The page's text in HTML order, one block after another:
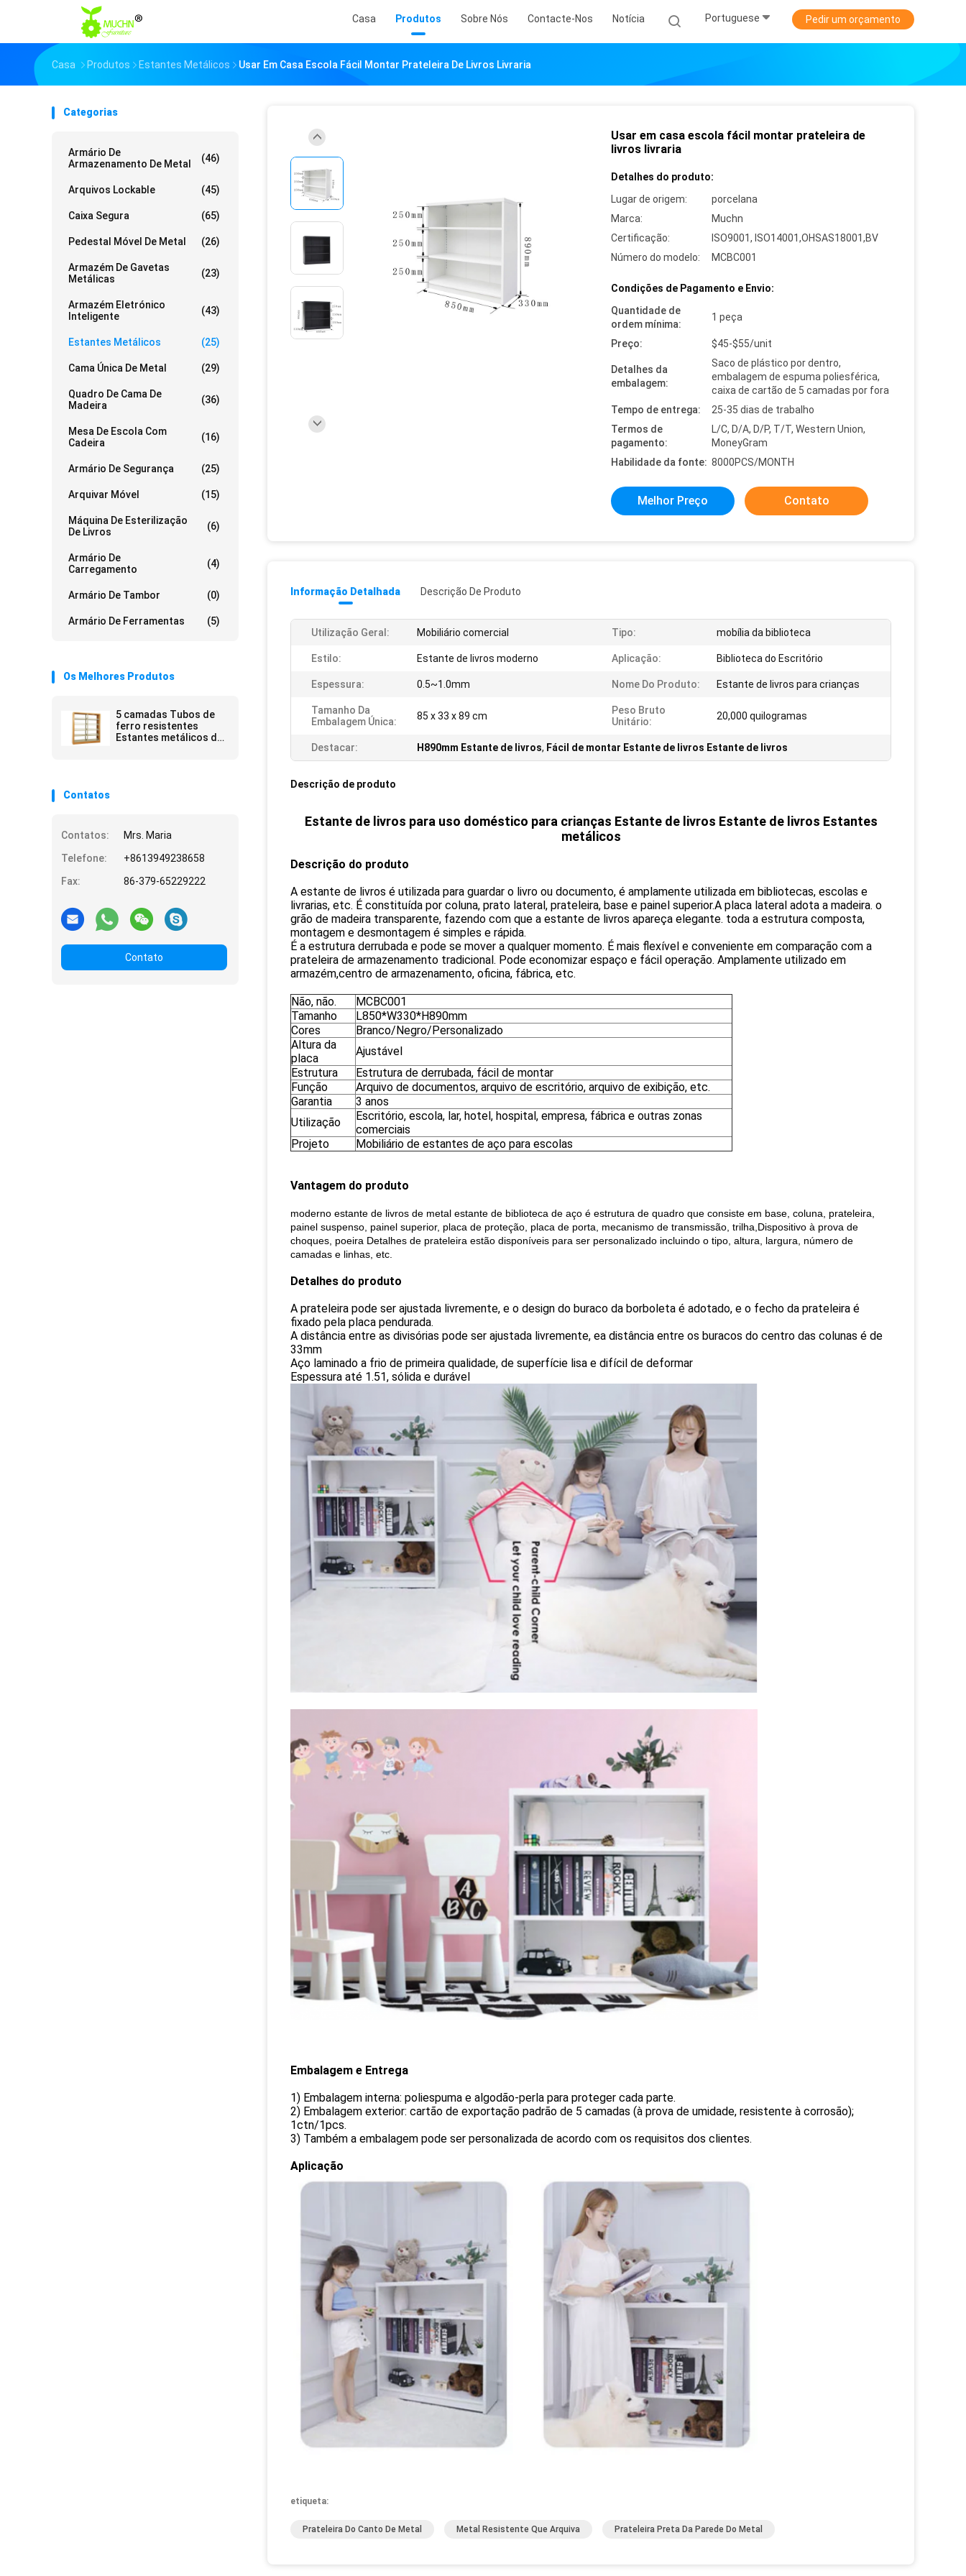
Casa Produtos Sobre Nós Contacte-Nos Notícia Portuguese Pedir um orçamento
Casa Produtos Estantes Metálicos Usar Em Casa Escola Fácil Montar Prateleira De Livros Livraria
Categorias
Armário De
Armazenamento De Metal
(46)
Arquivos Lockable (45)
Caixa Segura (65)
Pedestal Móvel De Metal (26)
Armazém De Gavetas
Metálicas
(23)
Armazém Eletrónico
Inteligente
(43)
Estantes Metálicos (25)
Cama Única De Metal (29)
Quadro De Cama De
Madeira
(36)
Mesa De Escola Com
Cadeira
(16)
Armário De Segurança (25)
Arquivar Móvel (15)
Máquina De Esterilização
De Livros
(6)
Armário De
Carregamento
(4)
Armário De Tambor (0)
Armário De Ferramentas (5)
Os Melhores Produtos
5 camadas Tubos de
ferro resistentes
Estantes metálicos de
Contatos
Contatos:
Mrs. Maria
Telefone:
+8613949238658
Fax:
86-379-65229222
Contato
Usar em casa escola fácil montar prateleira de
livros livraria
Detalhes do produto:
Lugar de origem:
porcelana
Marca:
Muchn
Certificação:
ISO9001, ISO14001,OHSAS18001,BV
Número do modelo:
MCBC001
Condições de Pagamento e Envio:
Quantidade de
ordem mínima:
1 peça
Preço: $45-$55/unit
Detalhes da
embalagem:
Saco de plástico por dentro,
embalagem de espuma poliesférica,
caixa de cartão de 5 camadas por fora
Tempo de entrega:
25-35 dias de trabalho
Termos de
pagamento:
L/C, D/A, D/P, T/T, Western Union,
MoneyGram
Habilidade da fonte: 8000PCS/MONTH
Melhor Preço Contato
Informação Detalhada Descrição De Produto
Utilização Geral: Mobiliário comercial Tipo: mobília da biblioteca
Estilo: Estante de livros moderno Aplicação: Biblioteca do Escritório
Espessura: 0.5~1.0mm Nome Do Produto: Estante de livros para crianças
Tamanho Da
Embalagem Única:
85 x 33 x 89 cm
Peso Bruto
Unitário:
20,000 quilogramas
Destacar: H890mm Estante de livros, Fácil de montar Estante de livros Estante de livros
Descrição de produto
Estante de livros para uso doméstico para crianças Estante de livros Estante de livros Estantes
metálicos
Descrição do produto
A estante de livros é utilizada para guardar o livro ou documento, é amplamente utilizada em bibliotecas, escolas e
livrarias, etc. É constituída por coluna, prato lateral, prateleira, base e painel superior.A placa lateral adota a madeira. o
grão de madeira transparente, fazendo com que a estante de livros apareça elegante. toda a estrutura composta,
montagem e desmontagem é simples e rápida.
É a estrutura derrubada e pode se mover a qualquer momento. É mais flexível e conveniente em comparação com a
prateleira de armazenamento tradicional. Pode economizar espaço e fácil operação. Amplamente utilizado em
armazém,centro de armazenamento, oficina, fábrica, etc.
Não, não.
MCBC001
Tamanho
L850*W330*H890mm
Cores
Branco/Negro/Personalizado
Altura da
placa
Ajustável
Estrutura
Estrutura de derrubada, fácil de montar
Função
Arquivo de documentos, arquivo de escritório, arquivo de exibição, etc.
Garantia
3 anos
Utilização
Escritório, escola, lar, hotel, hospital, empresa, fábrica e outras zonas
comerciais
Projeto
Mobiliário de estantes de aço para escolas
Vantagem do produto
moderno estante de livros de metal estante de biblioteca de aço é estrutura de quadro que consiste em base, coluna, prateleira,
painel suspenso, painel superior, placa de proteção, placa de porta, mecanismo de transmissão, trilha,Dispositivo à prova de
choques, poeira Detalhes de prateleira estão disponíveis para ser personalizado incluindo o tipo, altura, largura, número de
camadas e linhas, etc.
Detalhes do produto
A prateleira pode ser ajustada livremente, e o design do buraco da borboleta é adotado, e o fecho da prateleira é
fixado pela placa pendurada.
A distância entre as divisórias pode ser ajustada livremente, ea distância entre os buracos do centro das colunas é de
33mm
Aço laminado a frio de primeira qualidade, de superfície lisa e difícil de deformar
Espessura até 1.51, sólida e durável
Embalagem e Entrega
1) Embalagem interna: poliespuma e algodão-perla para proteger cada parte.
2) Embalagem exterior: cartão de exportação padrão de 5 camadas (à prova de umidade, resistente à corrosão);
1ctn/1pcs.
3) Também a embalagem pode ser personalizada de acordo com os requisitos dos clientes.
Aplicação
etiqueta:
Prateleira Do Canto De Metal Metal Resistente Que Arquiva Prateleira Preta Da Parede Do Metal